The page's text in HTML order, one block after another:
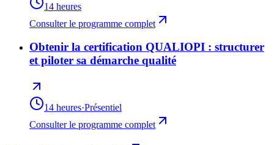
14 heures
Consulter le programme complet
Obtenir la certification QUALIOPI : structurer
et piloter sa démarche qualité
14 heures·Présentiel
Consulter le programme complet